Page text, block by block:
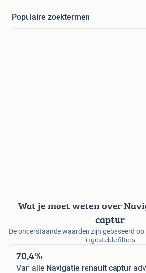
Populaire zoektermen
Wat je moet weten over
captur
De onderstaande waarden zijn gebaseerd
ingestelde filters
70,4%
Van alle Navigatie renault captur